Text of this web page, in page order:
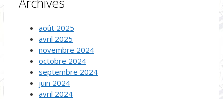
août 2025
avril 2025
novembre 2024
octobre 2024
septembre 2024
juin 2024
avril 2024